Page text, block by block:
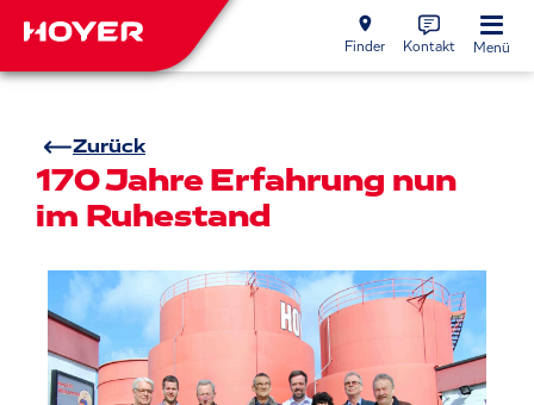
Finder Kontakt Menü
Zurück
170 Jahre Erfahrung nun
im Ruhestand